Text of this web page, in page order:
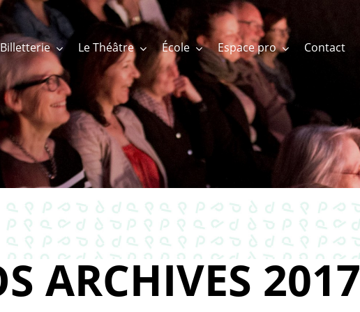
Billetterie Le Théâtre École Espace pro Contact
ARCHIVES 2017